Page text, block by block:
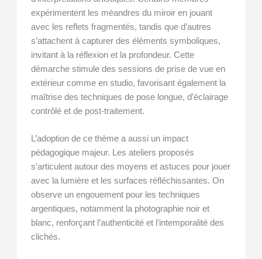
expérimentent les méandres du miroir en jouant
avec les reflets fragmentés, tandis que d’autres
s’attachent à capturer des éléments symboliques,
invitant à la réflexion et la profondeur. Cette
démarche stimule des sessions de prise de vue en
extérieur comme en studio, favorisant également la
maîtrise des techniques de pose longue, d’éclairage
contrôlé et de post-traitement.
L’adoption de ce thème a aussi un impact
pédagogique majeur. Les ateliers proposés
s’articulent autour des moyens et astuces pour jouer
avec la lumière et les surfaces réfléchissantes. On
observe un engouement pour les techniques
argentiques, notamment la photographie noir et
blanc, renforçant l’authenticité et l’intemporalité des
clichés.